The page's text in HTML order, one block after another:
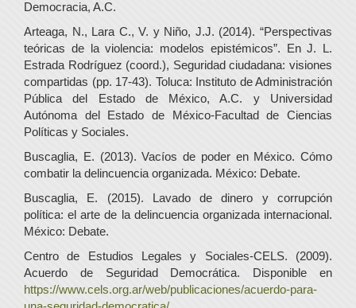
Democracia, A.C.
Arteaga, N., Lara C., V. y Niño, J.J. (2014). “Perspectivas
teóricas de la violencia: modelos epistémicos”. En J. L.
Estrada Rodríguez (coord.), Seguridad ciudadana: visiones
compartidas (pp. 17-43). Toluca: Instituto de Administración
Pública del Estado de México, A.C. y Universidad
Autónoma del Estado de México-Facultad de Ciencias
Políticas y Sociales.
Buscaglia, E. (2013). Vacíos de poder en México. Cómo
combatir la delincuencia organizada. México: Debate.
Buscaglia, E. (2015). Lavado de dinero y corrupción
política: el arte de la delincuencia organizada internacional.
México: Debate.
Centro de Estudios Legales y Sociales-CELS. (2009).
Acuerdo de Seguridad Democrática. Disponible en
https://www.cels.org.ar/web/publicaciones/acuerdo-para-